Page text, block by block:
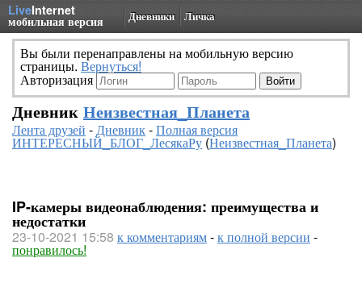
LiveInternet
мобильная версия Дневники Личка
Вы были перенаправлены на мобильную версию
страницы. Вернуться!
Авторизация
Дневник Неизвестная_Планета
Лента друзей -Дневник-Полная версия
ИНТЕРЕСНЫЙ_БЛОГ_ЛесякаРу(Неизвестная_Планета)
IP-камеры видеонаблюдения: преимущества и
недостатки
23-10-2021 15:58 к комментариям-к полной версии -
понравилось!